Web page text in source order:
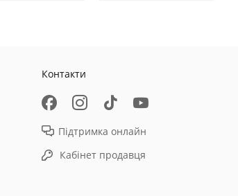
Контакти
Підтримка онлайн
Кабінет продавця